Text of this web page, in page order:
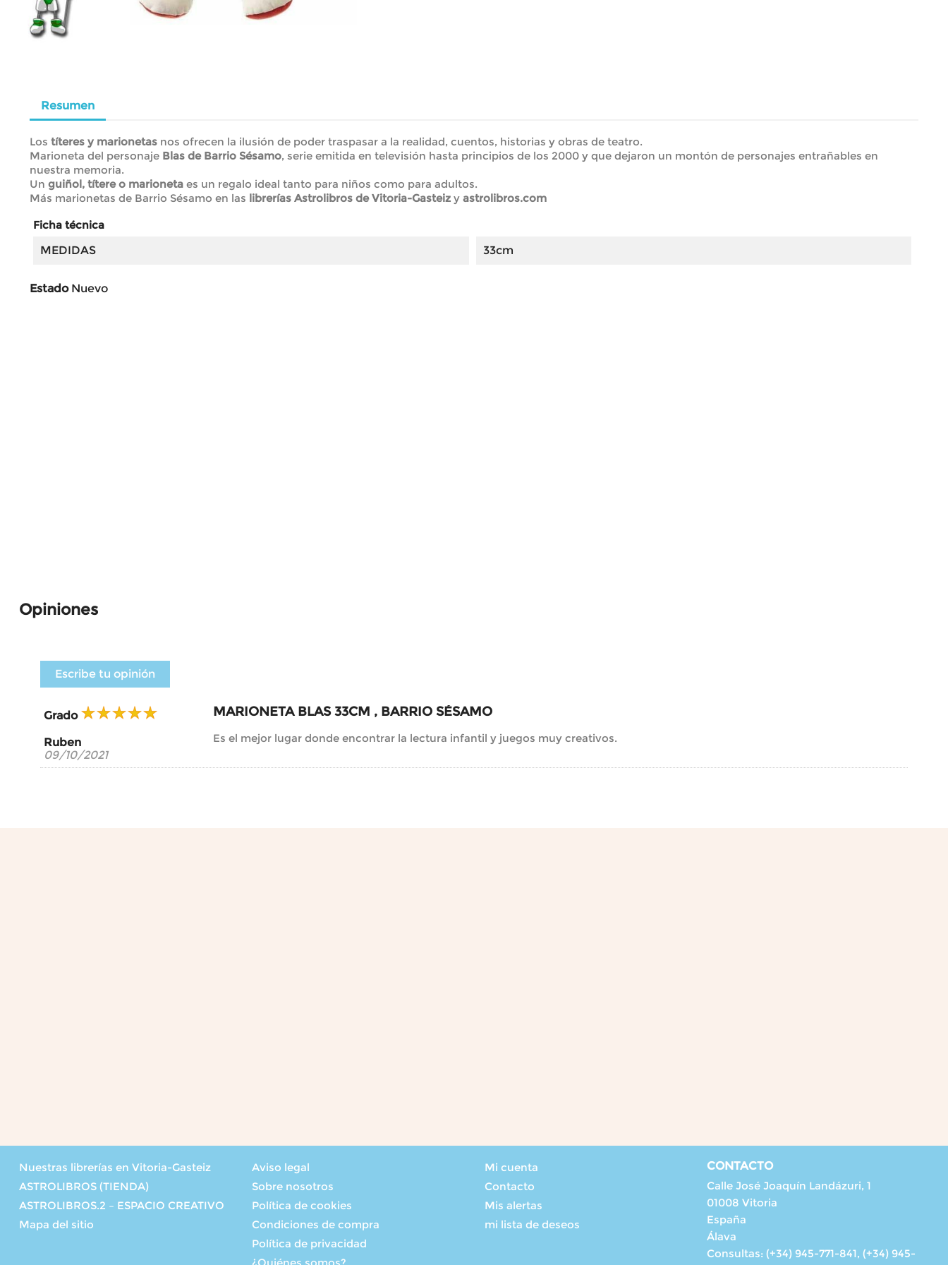
Resumen
Los títeres y marionetas nos ofrecen la ilusión de poder traspasar a la realidad, cuentos, historias y obras de teatro.
Marioneta del personaje Blas de Barrio Sésamo, serie emitida en televisión hasta principios de los 2000 y que dejaron un montón de personajes entrañables en
nuestra memoria.
Un guiñol, títere o marioneta es un regalo ideal tanto para niños como para adultos.
Más marionetas de Barrio Sésamo en las librerías Astrolibros de Vitoria-Gasteiz y astrolibros.com
Ficha técnica
MEDIDAS
33cm
Estado Nuevo
Opiniones
Escribe tu opinión
Grado
Ruben
09/10/2021
MARIONETA BLAS 33CM , BARRIO SÉSAMO
Es el mejor lugar donde encontrar la lectura infantil y juegos muy creativos.
Nuestras librerías en Vitoria-Gasteiz
ASTROLIBROS (TIENDA)
ASTROLIBROS.2 – ESPACIO CREATIVO
Mapa del sitio
Aviso legal
Sobre nosotros
Política de cookies
Condiciones de compra
Política de privacidad
¿Quiénes somos?
Mi cuenta
Contacto
Mis alertas
mi lista de deseos
CONTACTO
Calle José Joaquín Landázuri, 1
01008 Vitoria
España
Álava
Consultas: (+34) 945-771-841, (+34) 945-